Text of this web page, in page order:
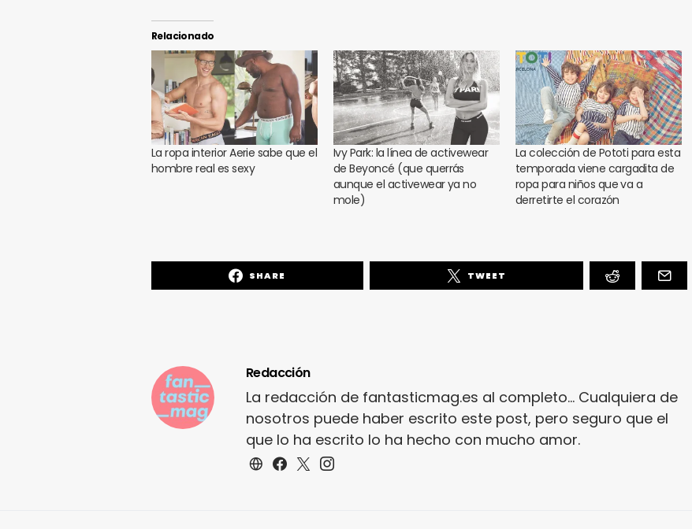
Relacionado
La ropa interior Aerie sabe que el
hombre real es sexy
Ivy Park: la línea de activewear
de Beyoncé (que querrás
aunque el activewear ya no
mole)
La colección de Pototi para esta
temporada viene cargadita de
ropa para niños que va a
derretirte el corazón
SHARE TWEET
Redacción
La redacción de fantasticmag.es al completo... Cualquiera de
nosotros puede haber escrito este post, pero seguro que el
que lo ha escrito lo ha hecho con mucho amor.